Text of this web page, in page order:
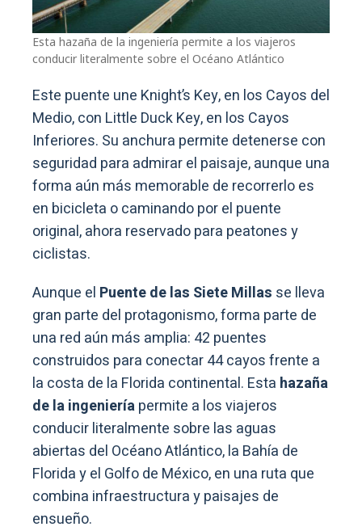
Esta hazaña de la ingeniería permite a los viajeros
conducir literalmente sobre el Océano Atlántico
Este puente une Knight’s Key, en los Cayos del
Medio, con Little Duck Key, en los Cayos
Inferiores. Su anchura permite detenerse con
seguridad para admirar el paisaje, aunque una
forma aún más memorable de recorrerlo es
en bicicleta o caminando por el puente
original, ahora reservado para peatones y
ciclistas.
Aunque el Puente de las Siete Millas se lleva
gran parte del protagonismo, forma parte de
una red aún más amplia: 42 puentes
construidos para conectar 44 cayos frente a
la costa de la Florida continental. Esta hazaña
de la ingenieríapermite a los viajeros
conducir literalmente sobre las aguas
abiertas del Océano Atlántico, la Bahía de
Florida y el Golfo de México, en una ruta que
combina infraestructura y paisajes de
ensueño.